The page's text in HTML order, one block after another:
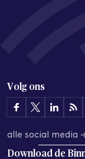
Volg ons
alle social media
Download de